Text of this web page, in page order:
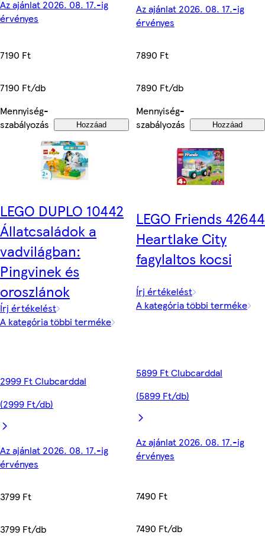
Az ajánlat 2026. 08. 17.-ig
érvényes
7190 Ft
7190 Ft/db
Mennyiség-
szabályozás
Hozzáad
Az ajánlat 2026. 08. 17.-ig
érvényes
7890 Ft
7890 Ft/db
Mennyiség-
szabályozás
Hozzáad
LEGO DUPLO 10442
Állatcsaládok a
vadvilágban:
Pingvinek és
oroszlánok
Írj értékelést
A kategória többi terméke
2999 Ft Clubcarddal
(2999 Ft/db)
Az ajánlat 2026. 08. 17.-ig
érvényes
3799 Ft
3799 Ft/db
LEGO Friends 42644
Heartlake City
fagylaltos kocsi
Írj értékelést
A kategória többi terméke
5899 Ft Clubcarddal
(5899 Ft/db)
Az ajánlat 2026. 08. 17.-ig
érvényes
7490 Ft
7490 Ft/db